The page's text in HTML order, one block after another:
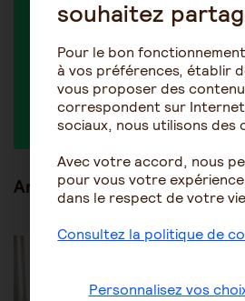
Lafayette
Articles en lien
Être aidant Le rôle de l'aidant
souhaitez
Pour le bon
à vos préférences, établir
vous proposer des
correspondent sur
sociaux, nous utilisons des
Avec votre accord, nous
pour vous votre
dans le respect de votre
Consultez la politique de
Personnalisez vos